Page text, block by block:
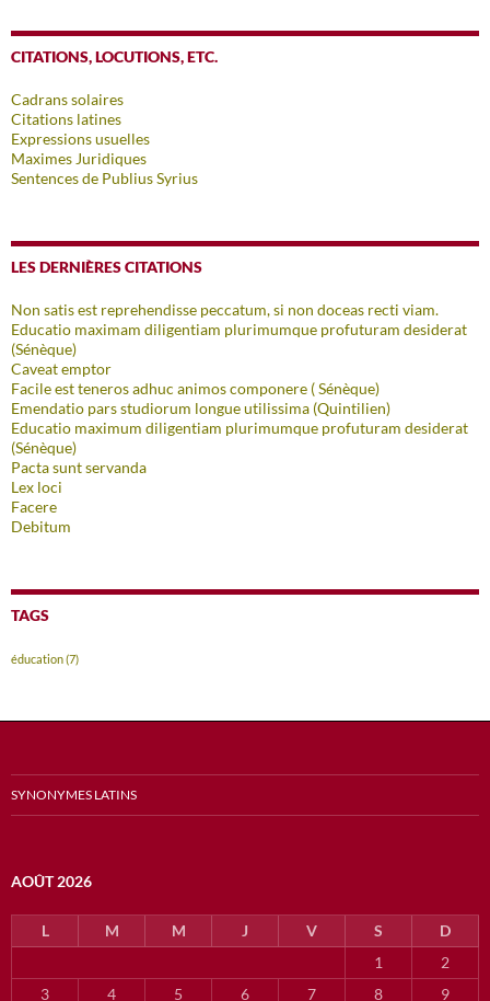
CITATIONS, LOCUTIONS, ETC.
Cadrans solaires
Citations latines
Expressions usuelles
Maximes Juridiques
Sentences de Publius Syrius
LES DERNIÈRES CITATIONS
Non satis est reprehendisse peccatum, si non doceas recti viam.
Educatio maximam diligentiam plurimumque profuturam desiderat
(Sénèque)
Caveat emptor
Facile est teneros adhuc animos componere ( Sénèque)
Emendatio pars studiorum longue utilissima (Quintilien)
Educatio maximum diligentiam plurimumque profuturam desiderat
(Sénèque)
Pacta sunt servanda
Lex loci
Facere
Debitum
TAGS
éducation(7)
SYNONYMES LATINS
AOÛT 2026
L M M J V S
D
1
2
3
4 5 6 7 8 9